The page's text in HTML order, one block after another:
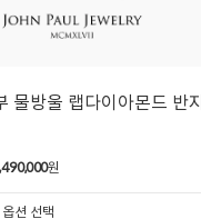
방울 랩다이아몬드 반지
원